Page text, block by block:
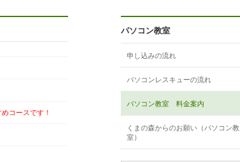
コースです！
パソコン教室
申し込みの流れ
パソコンレスキューの流れ
パソコン教室 料金案内
くまの森からのお願い（パソコン教
室）